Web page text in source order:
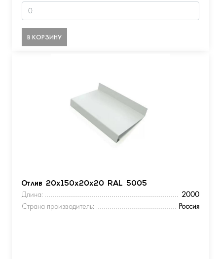
В КОРЗИНУ
Отлив 20х150х20х20 RAL 5005
Длина:
2000
Страна производитель:
Россия